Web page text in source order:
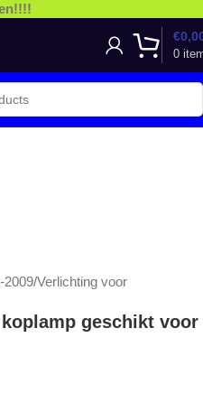
0
€
2009/Verlichting voor
geschikt voor